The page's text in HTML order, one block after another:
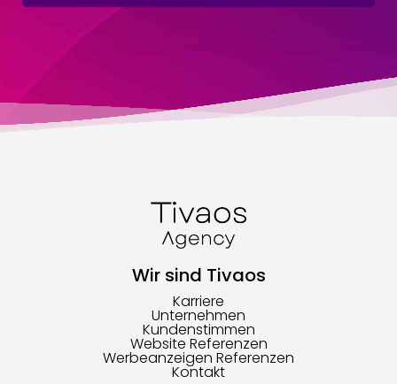
Wir sind Tivaos
Karriere
Unternehmen
Kundenstimmen
Website Referenzen
Werbeanzeigen Referenzen
Kontakt